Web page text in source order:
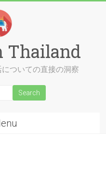
Thailand
ついての直接の洞察